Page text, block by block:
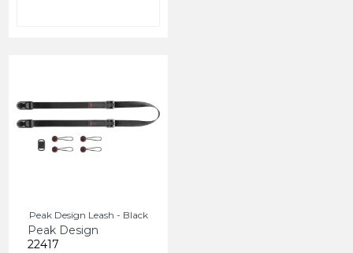
Peak Design Leash - Black
Peak Design
22417